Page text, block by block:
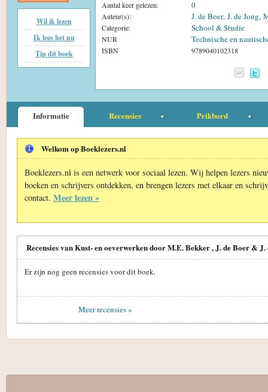
Wil ik lezen
Ik lees het nu
Tip dit boek
Aantal keer gelezen: 0
Auteur(s): J. de Boer, J. de Jong,
Categorie: School & Studie
NUR Technische en
ISBN 9789040102318
Informatie Recensies Prikbord
Welkom op Boeklezers.nl
Boeklezers.nl is een netwerk voor sociaal lezen. Wij helpen lezers
boeken en schrijvers ontdekken, en brengen lezers met elkaar en
contact. Meer lezen »
Recensies van Kust- en oeverwerken door M.E. Bekker , J. de Boer & J.
Er zijn nog geen recensies voor dit boek.
Meer recensies »